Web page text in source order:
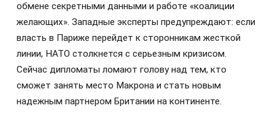
обмене секретными данными и работе «коалиции
желающих». Западные эксперты предупреждают: если
власть в Париже перейдет к сторонникам жесткой
линии, НАТО столкнется с серьезным кризисом.
Сейчас дипломаты ломают голову над тем, кто
сможет занять место Макрона и стать новым
надежным партнером Британии на континенте.